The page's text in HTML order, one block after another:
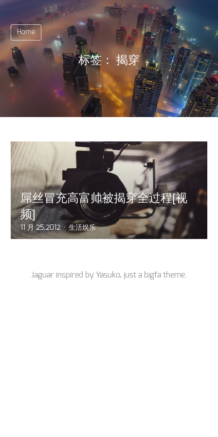
Home
标签：揭穿
屌丝冒充高富帅被揭穿全过程[视
频]
11 月 25,2012 生活娱乐
Jaguar inspired by Yasuko, just a bigfa theme.